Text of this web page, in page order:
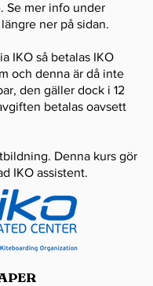
Se mer info under
ner på sidan.
IKO så betalas IKO
och denna är då inte
den gäller dock i 12
betalas oavsett
Denna kurs gör
IKO assistent.